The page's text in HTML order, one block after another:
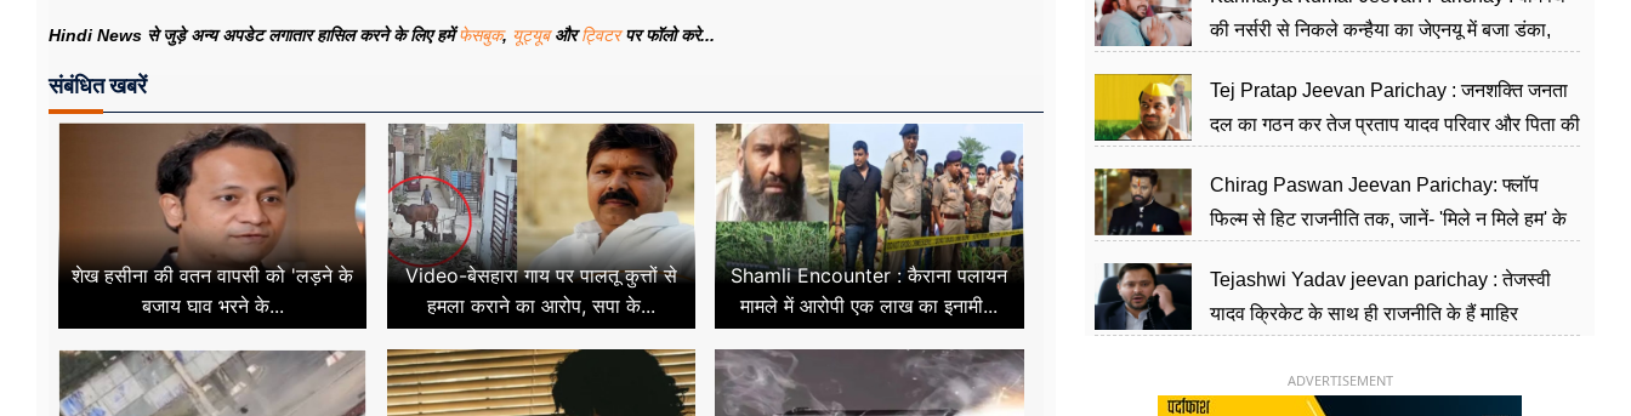
Hindi News से जुड़े अन्य अपडेट लगातार हासिल करने के लिए हमेंफेसबुक, यूट्यूबऔरट्विटरपर फॉलो करे...
संबंधित खबरें
शेख हसीना की वतन वापसी को 'लड़ने के
बजाय घाव भरने के...
Video-बेसहारा गाय पर पालतू कुत्तों से
हमला कराने का आरोप, सपा के...
Shamli Encounter : कैराना पलायन
मामले में आरोपी एक लाख का इनामी...
की नर्सरी से निकले कन्हैया का जेएनयू में बजा डंका,
Tej Pratap Jeevan Parichay : जनशक्ति जनता
दल का गठन कर तेज प्रताप यादव परिवार और पिता की
Chirag Paswan Jeevan Parichay: फ्लॉप
फिल्म से हिट राजनीति तक, जानें- 'मिले न मिले हम' के
Tejashwi Yadav jeevan parichay : तेजस्वी
यादव क्रिकेट के साथ ही राजनीति के हैं माहिर
ADVERTISEMENT